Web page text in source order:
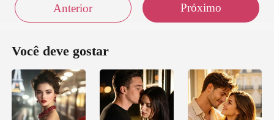
Anterior Próximo
Você deve gostar